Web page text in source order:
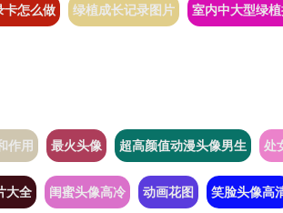
卡怎么做 绿植成长记录图片 室内中大型绿
作用 最火头像 超高颜值动漫头像男生 处
大全 闺蜜头像高冷 动画花图 笑脸头像高